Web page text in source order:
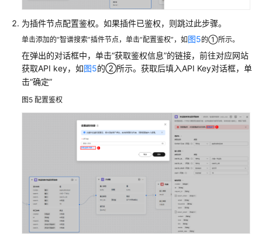
频
帮
助
文
档
载
考
产
术
为插件节点配置鉴权。如果插件已鉴权，则跳过此步骤。
单击添加的“智谱搜索”插件节点，单击“配置鉴权”，如图5的①所示。
在弹出的对话框中，单击“获取鉴权信息”的链接，前往对应网站
获取API key，如图5的②所示。获取后填入API Key对话框，单
击“确定”
图5 配置鉴权